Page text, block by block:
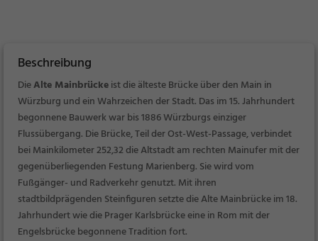
Beschreibung
DieAlte Mainbrückeist die älteste Brücke über den Main in
Würzburg und ein Wahrzeichen der Stadt. Das im 15. Jahrhundert
begonnene Bauwerk war bis 1886 Würzburgs einziger
Flussübergang. Die Brücke, Teil der Ost-West-Passage, verbindet
bei Mainkilometer 252,32 die Altstadt am rechten Mainufer mit der
gegenüberliegenden Festung Marienberg. Sie wird vom
Fußgänger- und Radverkehr genutzt. Mit ihren
stadtbildprägenden Steinfiguren setzte die Alte Mainbrücke im 18.
Jahrhundert wie die Prager Karlsbrücke eine in Rom mit der
Engelsbrücke begonnene Tradition fort.